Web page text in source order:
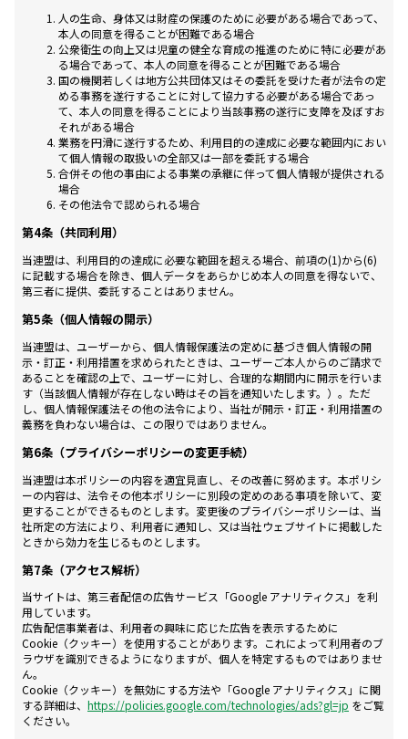
人の生命、身体又は財産の保護のために必要がある場合であって、
本人の同意を得ることが困難である場合
公衆衛生の向上又は児童の健全な育成の推進のために特に必要があ
る場合であって、本人の同意を得ることが困難である場合
国の機関若しくは地方公共団体又はその委託を受けた者が法令の定
める事務を遂行することに対して協力する必要がある場合であっ
て、本人の同意を得ることにより当該事務の遂行に支障を及ぼすお
それがある場合
業務を円滑に遂行するため、利用目的の達成に必要な範囲内におい
て個人情報の取扱いの全部又は一部を委託する場合
合併その他の事由による事業の承継に伴って個人情報が提供される
場合
その他法令で認められる場合
第4条（共同利用）
当連盟は、利用目的の達成に必要な範囲を超える場合、前項の(1)から(6)
に記載する場合を除き、個人データをあらかじめ本人の同意を得ないで、
第三者に提供、委託することはありません。
第5条（個人情報の開示）
当連盟は、ユーザーから、個人情報保護法の定めに基づき個人情報の開
示・訂正・利用措置を求められたときは、ユーザーご本人からのご請求で
あることを確認の上で、ユーザーに対し、合理的な期間内に開示を行いま
す（当該個人情報が存在しない時はその旨を通知いたします。）。ただ
し、個人情報保護法その他の法令により、当社が開示・訂正・利用措置の
義務を負わない場合は、この限りではありません。
第6条（プライバシーポリシーの変更手続）
当連盟は本ポリシーの内容を適宜見直し、その改善に努めます。本ポリシ
ーの内容は、法令その他本ポリシーに別段の定めのある事項を除いて、変
更することができるものとします。変更後のプライバシーポリシーは、当
社所定の方法により、利用者に通知し、又は当社ウェブサイトに掲載した
ときから効力を生じるものとします。
第7条（アクセス解析）
当サイトは、第三者配信の広告サービス「Google アナリティクス」を利
用しています。
広告配信事業者は、利用者の興味に応じた広告を表示するために
Cookie（クッキー）を使用することがあります。これによって利用者のブ
ラウザを識別できるようになりますが、個人を特定するものではありませ
ん。
Cookie（クッキー）を無効にする方法や「Google アナリティクス」に関
する詳細は、 https://policies.google.com/technologies/ads?gl=jp をご覧
ください。